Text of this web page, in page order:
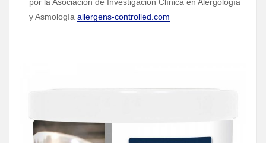
y Asmología allergens-controlled.com